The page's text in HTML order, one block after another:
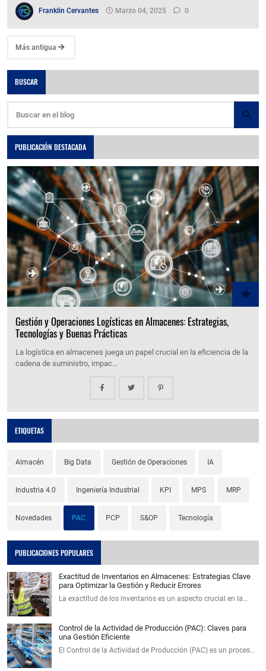
Franklin Cervantes Marzo 04, 2025 0
Más antigua
BUSCAR
PUBLICACIÓN DESTACADA
Gestión y Operaciones Logísticas en Almacenes: Estrategias,
Tecnologías y Buenas Prácticas
La logística en almacenes juega un papel crucial en la eficiencia de la
cadena de suministro, impac…
ETIQUETAS
Almacén Big Data Gestión de Operaciones IA
Industria 4.0 Ingeniería Industrial KPI MPS MRP
Novedades PAC PCP S&OP Tecnología
PUBLICACIONES POPULARES
Exactitud de Inventarios en Almacenes: Estrategias Clave
para Optimizar la Gestión y Reducir Errores
La exactitud de los inventarios es un aspecto crucial en la…
Control de la Actividad de Producción (PAC): Claves para
una Gestión Eficiente
El Control de la Actividad de Producción (PAC) es un proces…